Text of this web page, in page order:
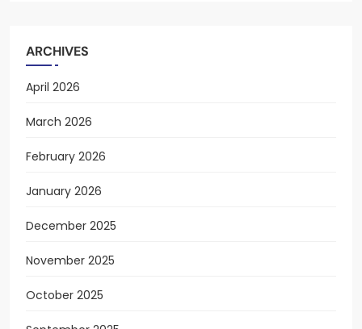
ARCHIVES
April 2026
March 2026
February 2026
January 2026
December 2025
November 2025
October 2025